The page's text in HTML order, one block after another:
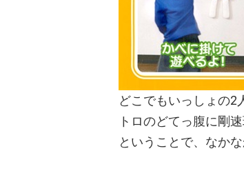
どこでもいっしょの2
トロのどてっ腹に剛
ということで、なか